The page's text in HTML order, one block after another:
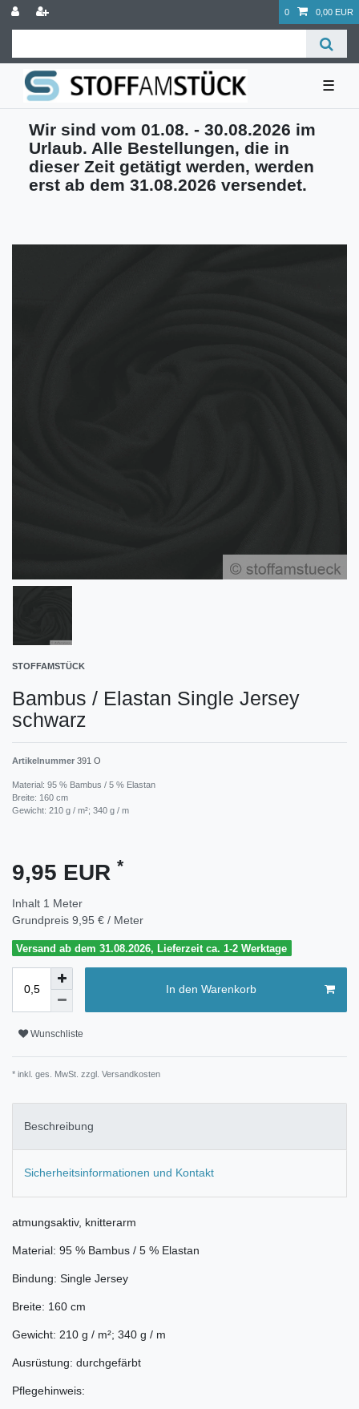
0 0,00 EUR
☰
Wir sind vom 01.08. - 30.08.2026 im
Urlaub. Alle Bestellungen, die in
dieser Zeit getätigt werden, werden
erst ab dem 31.08.2026 versendet.
STOFFAMSTÜCK
Bambus / Elastan Single Jersey
schwarz
Artikelnummer 391 O
Material: 95 % Bambus / 5 % Elastan
Breite: 160 cm
Gewicht: 210 g / m²; 340 g / m
9,95 EUR *
Inhalt 1 Meter
Grundpreis 9,95 € / Meter
Versand ab dem 31.08.2026, Lieferzeit ca. 1-2 Werktage
In den Warenkorb
Wunschliste
* inkl. ges. MwSt. zzgl. Versandkosten
Beschreibung
Sicherheitsinformationen und Kontakt
atmungsaktiv, knitterarm
Material: 95 % Bambus / 5 % Elastan
Bindung: Single Jersey
Breite: 160 cm
Gewicht: 210 g / m²; 340 g / m
Ausrüstung: durchgefärbt
Pflegehinweis: